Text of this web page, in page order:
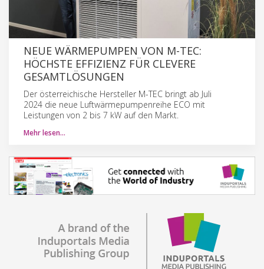
NEUE WÄRMEPUMPEN VON M-TEC:
HÖCHSTE EFFIZIENZ FÜR CLEVERE
GESAMTLÖSUNGEN
Der österreichische Hersteller M-TEC bringt ab Juli
2024 die neue Luftwärmepumpenreihe ECO mit
Leistungen von 2 bis 7 kW auf den Markt.
Mehr lesen…